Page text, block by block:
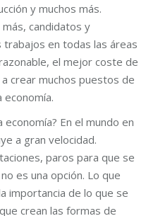
y muchos más.
candidatos y
trabajos en todas las áreas
el mejor coste de
crear muchos puestos de
En el mundo en
a gran velocidad.
paros para que se
es una opción. Lo que
importancia de lo que se
crean las formas de